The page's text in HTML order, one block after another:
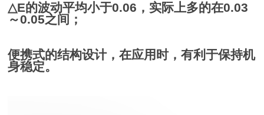
△E的波动平均小于0.06，实际上多的在0.03
～0.05之间；
便携式的结构设计，在应用时，有利于保持机
身稳定。